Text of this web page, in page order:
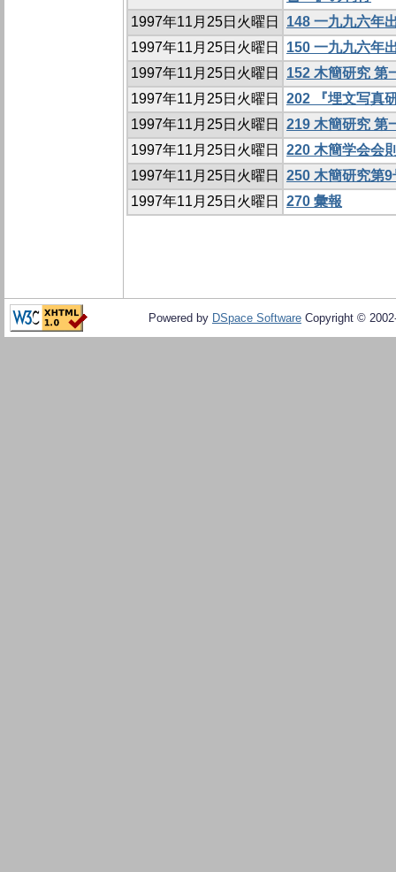
1997年11月25日火曜日
148 一九九六年
1997年11月25日火曜日
150 一九九六年
1997年11月25日火曜日
152 木簡研究 第
1997年11月25日火曜日
202 『埋文写真
1997年11月25日火曜日
219 木簡研究 第
1997年11月25日火曜日
220 木簡学会会
1997年11月25日火曜日
250 木簡研究第
1997年11月25日火曜日
270 彙報
Powered by DSpace Software Copyright ©